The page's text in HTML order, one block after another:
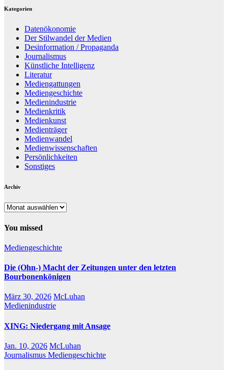
Kategorien
Datenökonomie
Der Stilwandel der Medien
Desinformation / Propaganda
Journalismus
Künstliche Intelligenz
Literatur
Mediengattungen
Mediengeschichte
Medienindustrie
Medienkritik
Medienkunst
Medienträger
Medienwandel
Medienwissenschaften
Persönlichkeiten
Sonstiges
Archiv
Archiv
You missed
Mediengeschichte
Die (Ohn-) Macht der Zeitungen unter den letzten
Bourbonenkönigen
März 30, 2026 McLuhan
Medienindustrie
XING: Niedergang mit Ansage
Jan. 10, 2026 McLuhan
Journalismus Mediengeschichte